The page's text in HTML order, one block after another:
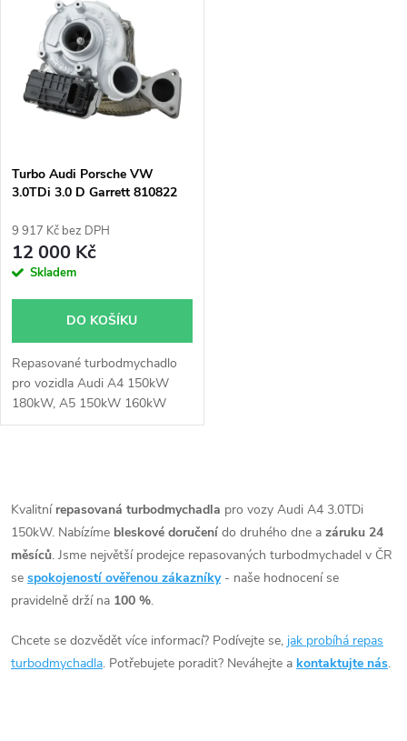
ů
Turbo Audi Porsche VW
3.0TDi 3.0 D Garrett 810822
9 917 Kč bez DPH
12 000 Kč
Skladem
DO KOŠÍKU
Repasované turbodmychadlo
pro vozidla Audi A4 150kW
180kW, A5 150kW 160kW
180kW, A6 150kW 180kW, A7
150kW 176kW 180kW,
Porsche Cayenne 155kW
Touareg 150kW 180kW
193kW
v
l
á
a
Kvalitní repasovaná turbodmychadla pro vozy Audi A4 3.0TDi
150kW. Nabízíme bleskové doručení do druhého dne a záruku 24
měsíců. Jsme největší prodejce repasovaných turbodmychadel v ČR
se spokojeností ověřenou zákazníky- naše hodnocení se
pravidelně drží na 100 %.
Chcete se dozvědět více informací? Podívejte se, jak probíhá repas
turbodmychadla. Potřebujete poradit? Neváhejte a kontaktujte nás.